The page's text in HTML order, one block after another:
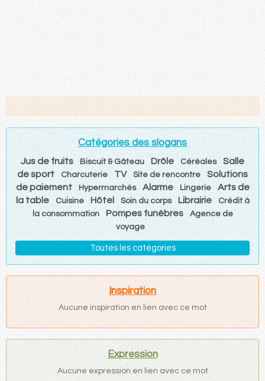
Catégories des slogans
Jus de fruits Biscuit & Gâteau Drôle Céréales
Salle
de sport
Charcuterie TV Site de rencontre
Solutions
de paiement
Hypermarchés Alarme Lingerie
Arts de
la table
Cuisine Hôtel Soin du corps Librairie
Crédit à
la consommation
Pompes funèbres
Agence de
voyage
Toutes les catégories
Inspiration
Aucune inspiration en lien avec ce mot
Expression
Aucune expression en lien avec ce mot